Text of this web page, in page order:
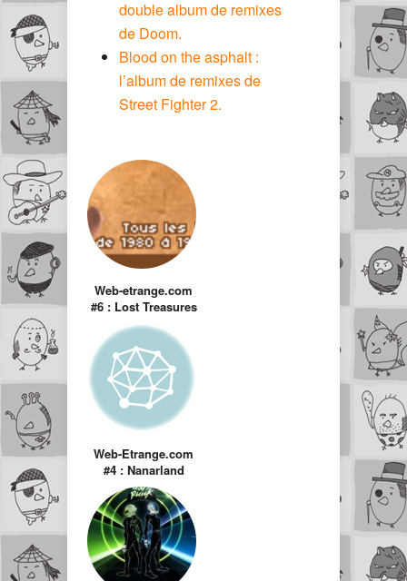
double album de remixes
de Doom.
Blood on the asphalt :
l’album de remixes de
Street Fighter 2.
Web-etrange.com
#6 : Lost Treasures
Web-Etrange.com
#4 : Nanarland